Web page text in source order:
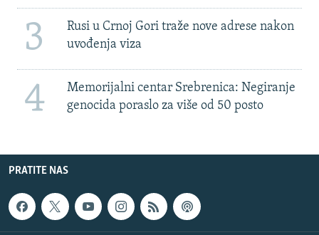
3
Rusi u Crnoj Gori traže nove adrese nakon
uvođenja viza
4
Memorijalni centar Srebrenica: Negiranje
genocida poraslo za više od 50 posto
PRATITE NAS